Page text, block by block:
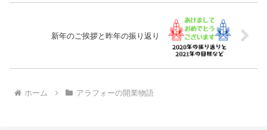
新年のご挨拶と昨年の振り返り
ホーム アラフォーの開業物語